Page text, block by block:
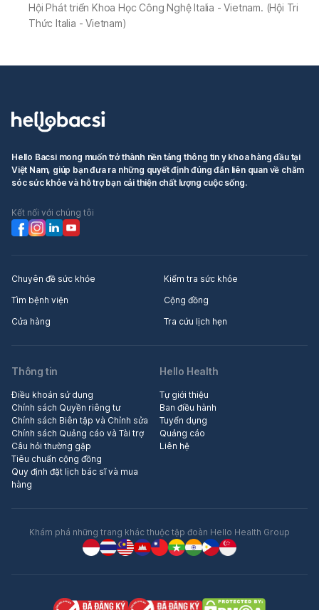
Hội Phát triển Khoa Học Công Nghệ Italia - Vietnam. (Hội Tri
Thức Italia - Vietnam)
Hello Bacsi mong muốn trở thành nền tảng thông tin y khoa hàng đầu tại
Việt Nam, giúp bạn đưa ra những quyết định đúng đắn liên quan về chăm
sóc sức khỏe và hỗ trợ bạn cải thiện chất lượng cuộc sống.
Kết nối với chúng tôi
Chuyên đề sức khỏe
Kiểm tra sức khỏe
Tìm bệnh viện
Cộng đồng
Cửa hàng
Tra cứu lịch hẹn
Thông tin
Điều khoản sử dụng
Chính sách Quyền riêng tư
Chính sách Biên tập và Chỉnh sửa
Chính sách Quảng cáo và Tài trợ
Câu hỏi thường gặp
Tiêu chuẩn cộng đồng
Quy định đặt lịch bác sĩ và mua
hàng
Hello Health
Tự giới thiệu
Ban điều hành
Tuyển dụng
Quảng cáo
Liên hệ
Khám phá những trang khác thuộc tập đoàn Hello Health Group